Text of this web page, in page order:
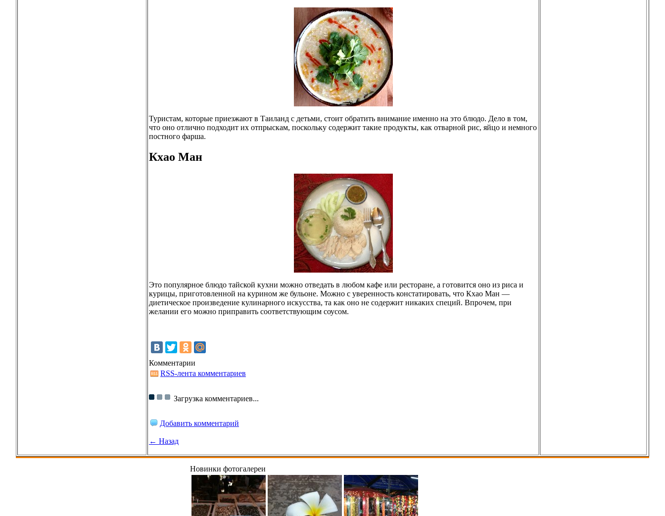
Туристам, которые приезжают в Таиланд с детьми, стоит обратить внимание именно на это блюдо. Дело в том,
что оно отлично подходит их отпрыскам, поскольку содержит такие продукты, как отварной рис, яйцо и немного
постного фарша.
Кхао Ман
Это популярное блюдо тайской кухни можно отведать в любом кафе или ресторане, а готовится оно из риса и
курицы, приготовленной на курином же бульоне. Можно с уверенность констатировать, что Кхао Ман —
диетическое произведение кулинарного искусства, та как оно не содержит никаких специй. Впрочем, при
желании его можно приправить соответствующим соусом.
Комментарии
RSS-лента комментариев
Загрузка комментариев...
Добавить комментарий
← Назад
Новинки фотогалереи